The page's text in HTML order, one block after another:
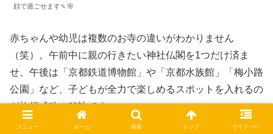
顔で過ごせます🍡🌸
赤ちゃんや幼児は複数のお寺の違いがわかりません
（笑）。午前中に親の行きたい神社仏閣を1つだけ済ま
せ、午後は「京都鉄道博物館」や「京都水族館」「梅小路
公園」など、子どもが全力で楽しめるスポットを入れるの
が旅行成功の秘訣です。
メニュー ホーム 検索 トップ サイドバー